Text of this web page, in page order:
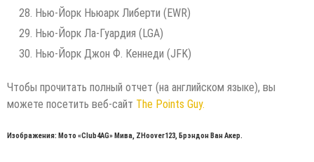
Нью-Йорк Ньюарк Либерти (EWR)
Нью-Йорк Ла-Гуардия (LGA)
Нью-Йорк Джон Ф. Кеннеди (JFK)
Чтобы прочитать полный отчет (на английском языке), вы
можете посетить веб-сайт The Points Guy.
Изображения: Мото «Club4AG» Мива, ZHoover123, Брэндон Ван Акер.